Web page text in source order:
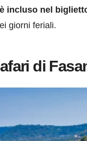
incluso nel
giorni feriali.
di